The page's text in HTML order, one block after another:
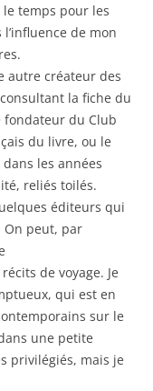
le temps pour les
de mon
autre créateur des
la fiche du
fondateur du Club
du livre, ou le
les années
reliés toilés.
éditeurs qui
peut, par
de voyage. Je
qui est en
sur le
une petite
privilégiés, mais je